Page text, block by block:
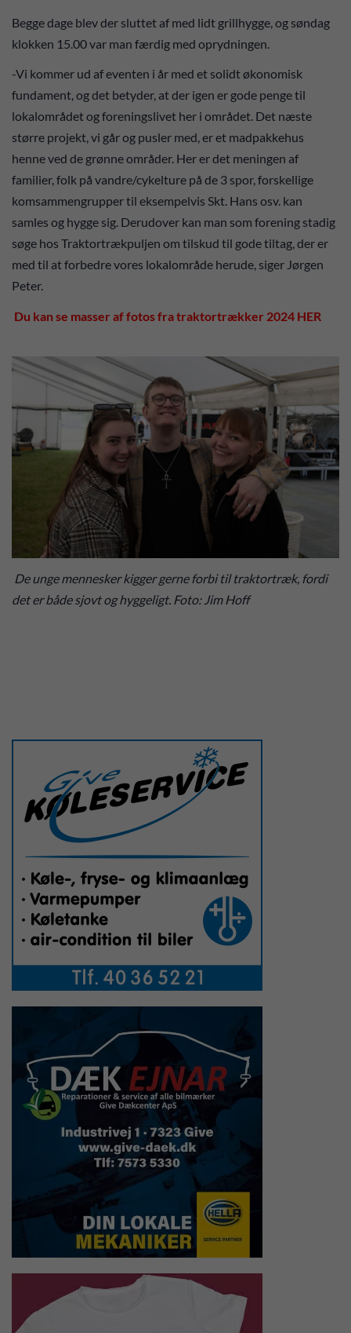
Begge dage blev der sluttet af med lidt grillhygge, og søndag
klokken 15.00 var man færdig med oprydningen.
-Vi kommer ud af eventen i år med et solidt økonomisk
fundament, og det betyder, at der igen er gode penge til
lokalområdet og foreningslivet her i området. Det næste
større projekt, vi går og pusler med, er et madpakkehus
henne ved de grønne områder. Her er det meningen af
familier, folk på vandre/cykelture på de 3 spor, forskellige
komsammengrupper til eksempelvis Skt. Hans osv. kan
samles og hygge sig. Derudover kan man som forening stadig
søge hos Traktortrækpuljen om tilskud til gode tiltag, der er
med til at forbedre vores lokalområde herude, siger Jørgen
Peter.
Du kan se masser af fotos fra traktortrækker 2024 HER
De unge mennesker kigger gerne forbi til traktortræk, fordi
det er både sjovt og hyggeligt. Foto: Jim Hoff